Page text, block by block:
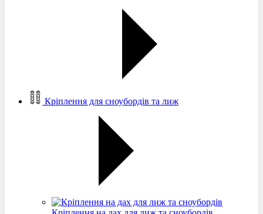
Кріплення для сноубордів та лиж